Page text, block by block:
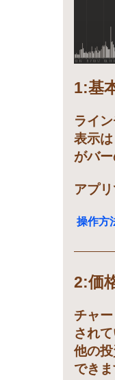
1:基
ライ
表示
がバ
アプ
操作方
2:価
チャ
され
他の
でき